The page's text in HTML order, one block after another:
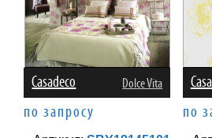
Casadeco Dolce Vita
по запросу по